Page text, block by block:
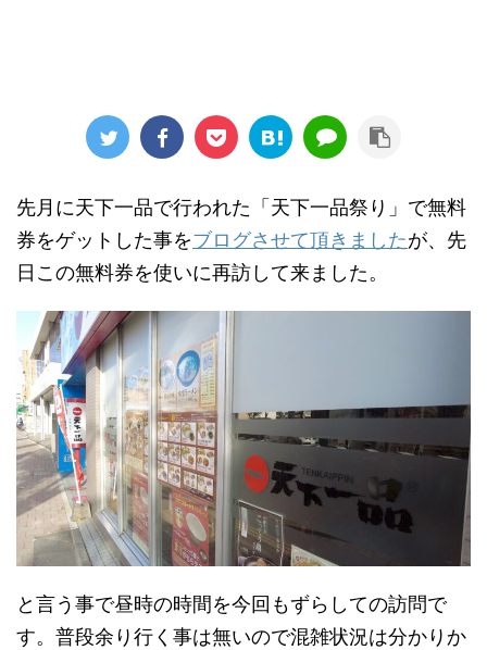
先月に天下一品で行われた「天下一品祭り」で無料
券をゲットした事をブログさせて頂きましたが、先
日この無料券を使いに再訪して来ました。
と言う事で昼時の時間を今回もずらしての訪問で
す。普段余り行く事は無いので混雑状況は分かりか